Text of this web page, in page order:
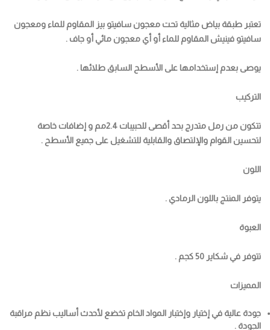
تعتبر طبقة بياض مثالية تحت معجون سافيتو بيز المقاوم للماء ومعجون
سافيتو فينيش المقاوم للماء أو أي معجون مائي أو جاف .
يوصى بعدم إستخدامها على الأسطح السابق طلائها .
التركيب
تتكون من رمل متدرج بحد أقصى للحبيبات 2.4مم و إضافات خاصة
لتحسين القوام والإلتصاق والقابلية للتشغيل على جميع الأسطح .
اللون
يتوفر المنتج باللون الرمادي .
العبوة
تتوفر في شكاير 50 كجم .
المميزات
جودة عالية في إختيار وإختبار المواد الخام تخضع لأحدث أساليب نظم مراقبة
الجودة .